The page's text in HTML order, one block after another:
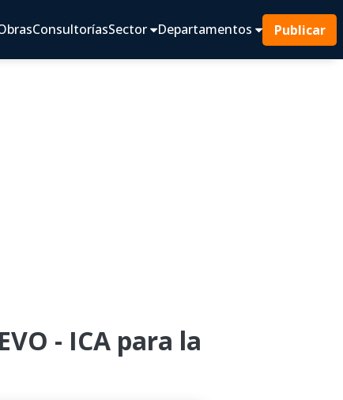
ConsultoríasSector Departamentos Publicar
- ICA para la